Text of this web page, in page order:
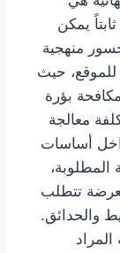
يمكن
منهجية
للموقع، حيث
بؤرة
معالجة
أساسات
المطلوبة،
تتطلب
والحدائق.